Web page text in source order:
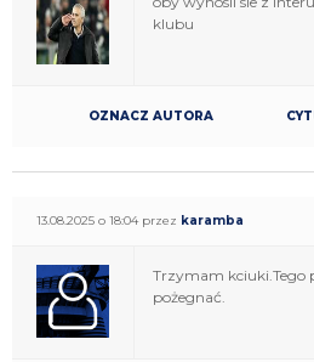
klubu
OZNACZ AUTORA
13.08.2025 o 18:04 przez karamba
Trzymam kciuki.Tego
pożegnać.